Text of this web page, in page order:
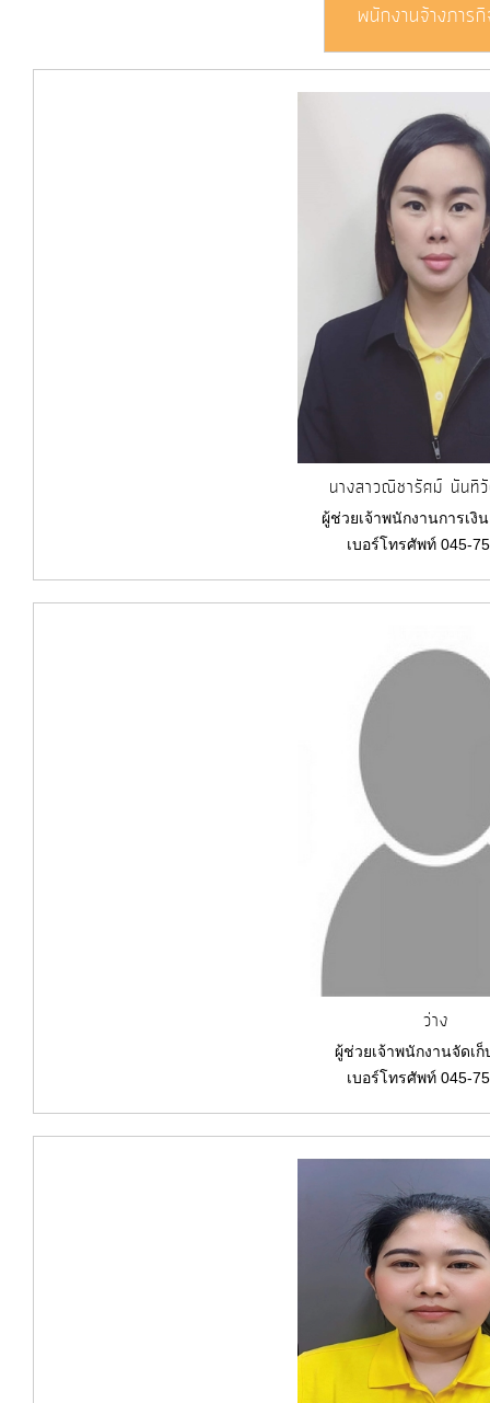
พนักงานจ้างภาร
นางสาวณิชารัศม์ นันทิ
ผู้ช่วยเจ้าพนักงานการเ
เบอร์โทรศัพท์ 045-
ว่าง
ผู้ช่วยเจ้าพนักงานจัดเก็
เบอร์โทรศัพท์ 045-